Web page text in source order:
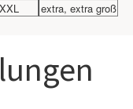
XXL extra, extra groß